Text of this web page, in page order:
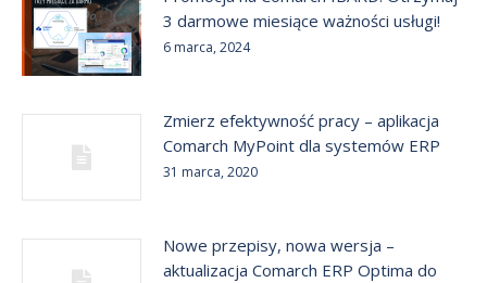
3 darmowe miesiące ważności usługi!
6 marca, 2024
Zmierz efektywność pracy – aplikacja
Comarch MyPoint dla systemów ERP
31 marca, 2020
Nowe przepisy, nowa wersja –
aktualizacja Comarch ERP Optima do